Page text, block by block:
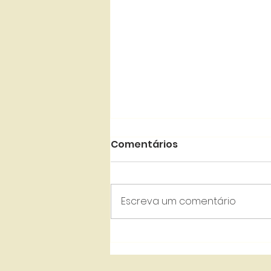
companheiros. União
Comentários
Escreva um comentário